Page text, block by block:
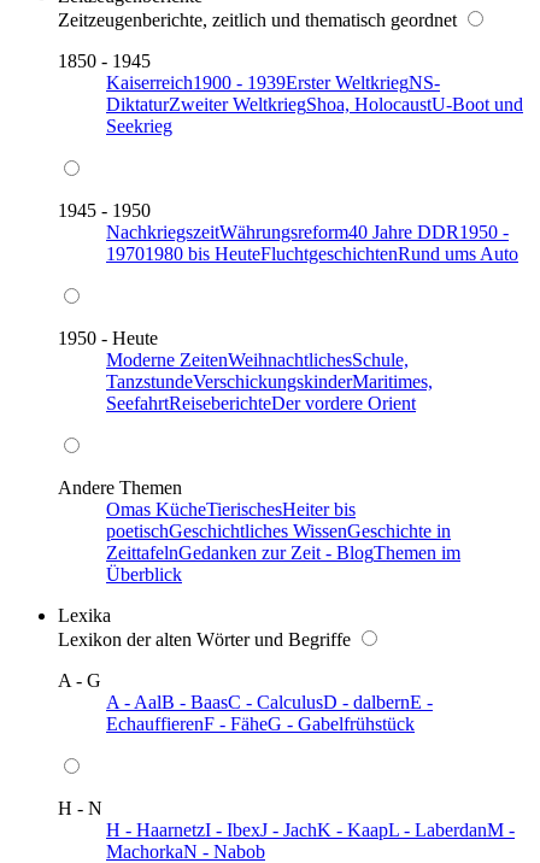
Zeitzeugenberichte, zeitlich und thematisch geordnet
1850 - 1945
Kaiserreich1900 - 1939Erster WeltkriegNS-
DiktaturZweiter WeltkriegShoa, HolocaustU-Boot und
Seekrieg
1945 - 1950
NachkriegszeitWährungsreform40 Jahre DDR1950 -
19701980 bis HeuteFluchtgeschichtenRund ums Auto
1950 - Heute
Moderne ZeitenWeihnachtlichesSchule,
TanzstundeVerschickungskinderMaritimes,
SeefahrtReiseberichteDer vordere Orient
Andere Themen
Omas KücheTierischesHeiter bis
poetischGeschichtliches WissenGeschichte in
ZeittafelnGedanken zur Zeit - BlogThemen im
Überblick
Lexika
Lexikon der alten Wörter und Begriffe
A - G
A - AalB - BaasC - CalculusD - dalbernE -
EchauffierenF - FäheG - Gabelfrühstück
H - N
H - HaarnetzI - IbexJ - JachK - KaapL - LaberdanM -
MachorkaN - Nabob